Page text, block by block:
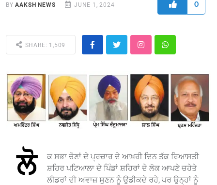
BYAAKSH NEWS JUNE 1, 2024 0
SHARE: 1,509
ਲੋ
ਕ ਸਭਾ ਚੋਣਾਂ ਦੇ ਪ੍ਰਚਾਰ ਦੇ ਆਖ਼ਰੀ ਦਿਨ ਤੱਕ ਰਿਆਸਤੀ
ਸ਼ਹਿਰ ਪਟਿਆਲਾ ਦੇ ਪਿੰਡਾਂ ਸ਼ਹਿਰਾਂ ਦੇ ਲੋਕ ਆਪਣੇ ਚਹੇਤੇ
ਲੀਡਰਾਂ ਦੀ ਅਵਾਜ਼ ਸੁਣਨ ਨੂੰ ਉਡੀਕਦੇ ਰਹੇ, ਪਰ ਉਨ੍ਹਾਂ ਨੂੰ